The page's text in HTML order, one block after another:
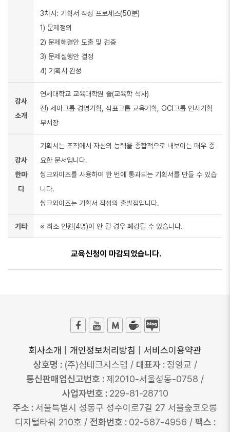
3차시: 기획서 작성 프로세스(50분)
1) 문제정의
2) 문제해결안 도출 및 검증
3) 문제실행안 결정
4) 기획서 완성
강사
소개
연세대학교 교육대학원 졸(교육학 석사)
전) 세아그룹 경영기획, 삼표그룹 교육기획, OCI그룹 인사기획
부서장
강사
한마
디
기획서는 조직에서 자신의 능력을 종합적으로 내보이는 매우 중
요한 문서입니다.
씽크와이즈를 사용하여 한 번에 통과되는 기획서를 만들 수 있습
니다.
씽크와이즈는 기획서 작성의 출발점입니다.
기타 ※ 최소 인원(4명)이 안 될 경우 폐강될 수 있습니다.
교육신청이 마감되었습니다.
회사소개 개인정보처리방침
서비스이용약관
상호명 : (주)심테크시스템 / 대표자 :정영교 /
통신판매업신고번호 :제2010-서울성동-0758 /
사업자번호 : 229-81-28710
주소 : 서울특별시 성동구 성수이로7길 27 서울숲코오롱
디지털타워 210호 / 전화번호 : 02-587-4956 / 팩스 :